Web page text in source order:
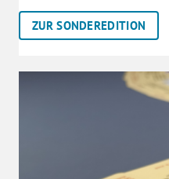
ZUR SONDEREDITION